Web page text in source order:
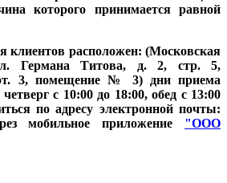
которого принимается равной
расположен: (Московская
Германа Титова, д. 2, стр. 5,
3, помещение № 3) дни приема
с 10:00 до 18:00, обед с 13:00
по адресу электронной почты:
мобильное приложение "ООО